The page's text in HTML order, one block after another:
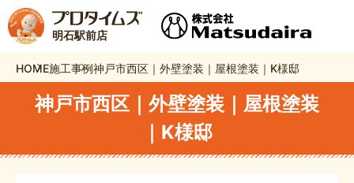
明石駅前店
HOME施工事例神戸市西区｜外壁塗装｜屋根塗装｜K様邸
神戸市西区｜外壁塗装｜屋根塗装
｜K様邸